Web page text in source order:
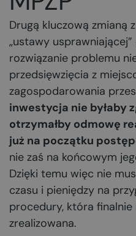
Drugą kluczową zmianą
„ustawy
rozwiązanie problemu
przedsięwzięcia z
zagospodarowania
inwestycja nie byłaby
otrzymałby odmowę
już na początku
nie zaś na końcowym
Dzięki temu więc nie
czasu i pieniędzy na
procedury, która finalnie
zrealizowana.